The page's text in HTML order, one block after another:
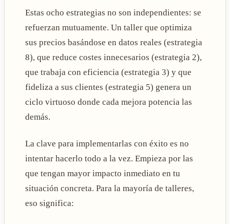
Estas ocho estrategias no son independientes: se
refuerzan mutuamente. Un taller que optimiza
sus precios basándose en datos reales (estrategia
8), que reduce costes innecesarios (estrategia 2),
que trabaja con eficiencia (estrategia 3) y que
fideliza a sus clientes (estrategia 5) genera un
ciclo virtuoso donde cada mejora potencia las
demás.
La clave para implementarlas con éxito es no
intentar hacerlo todo a la vez. Empieza por las
que tengan mayor impacto inmediato en tu
situación concreta. Para la mayoría de talleres,
eso significa: